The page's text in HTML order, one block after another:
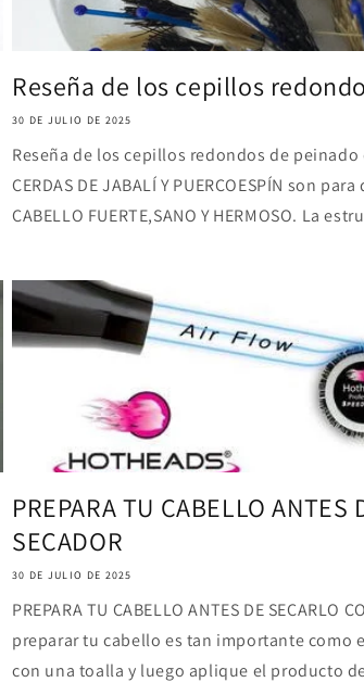
Reseña de los cepillos
30 DE JULIO DE 2025
Reseña de los cepillos redondos de peinado
CERDAS DE JABALÍ Y PUERCOESPÍN son
CABELLO FUERTE,SANO Y HERMOSO. La
PREPARA TU CABELLO ANTES
SECADOR
30 DE JULIO DE 2025
PREPARA TU CABELLO ANTES DE SECARLO
preparar tu cabello es tan importante como
con una toalla y luego aplique el producto